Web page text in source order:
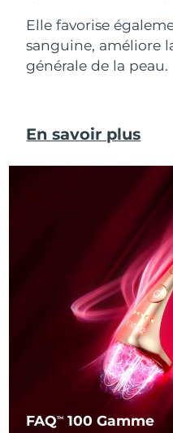
Elle favorise
sanguine, améliore
générale de la peau.
En savoir plus
FAQTM 100 Gamme